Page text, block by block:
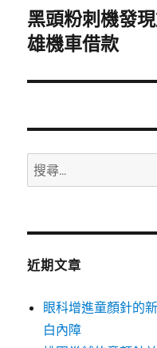
下
一
文
黑頭粉刺機發
雄機車借款
搜
尋
鍵
近期文章
眼科增進童顏針的
白內障